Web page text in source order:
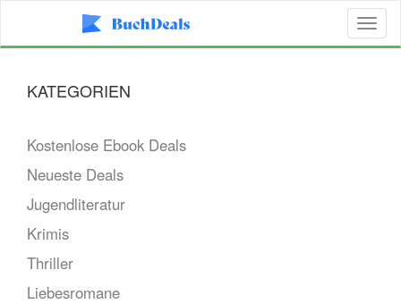
KATEGORIEN
Kostenlose Ebook Deals
Neueste Deals
Jugendliteratur
Krimis
Thriller
Liebesromane